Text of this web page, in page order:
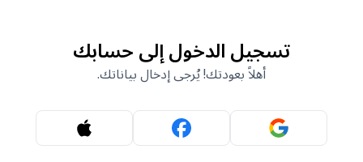
تسجيل الدخول إلى حسابك
أهلاً بعودتك! يُرجى إدخال بياناتك.